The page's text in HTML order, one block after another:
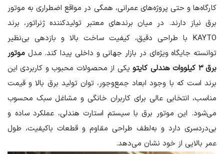
کارگاه‌ها و حتی پروژه‌های عمرانی، همگی در مواقع اضطراری به موتور
برق نیاز دارند. در میان برندهای معتبر تولیدکننده ژنراتور، برند
KAYTO با طراحی دقیق، کیفیت ساخت بالا و بازدهی بی‌نظیر
توانسته جایگاه ویژه‌ای در بازار جهانی و داخلی پیدا کند. مدل موتور
برق ۳ کیلووات هندلی کایتو
یکی از محصولات محبوب و کاربردی این
برند است که با وجود ابعاد جمع‌وجور، توان تولید برق بالا و قیمت
مناسب، انتخابی عالی برای کاربران خانگی و مشاغل سبک محسوب
می‌شود. این موتور برق با سیستم استارت هندلی، عملکرد ساده و
بی‌دردسری دارد و به‌لطف طراحی مقاوم و قطعات باکیفیت، طول
عمر بالایی از خود نشان می‌دهد.